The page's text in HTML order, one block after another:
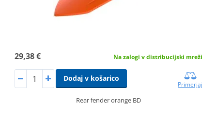
29,38 € Na zalogi v distribucijski mreži
Dodaj v košarico
Primerjaj
Rear fender orange BD